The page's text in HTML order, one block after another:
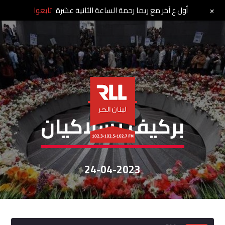
خاص لبنان الحر
بركيف تَسلاكيان
24-04-2023
أول ع آخر مع ريما رحمة الساعة الثانية عشرة تابعوا +